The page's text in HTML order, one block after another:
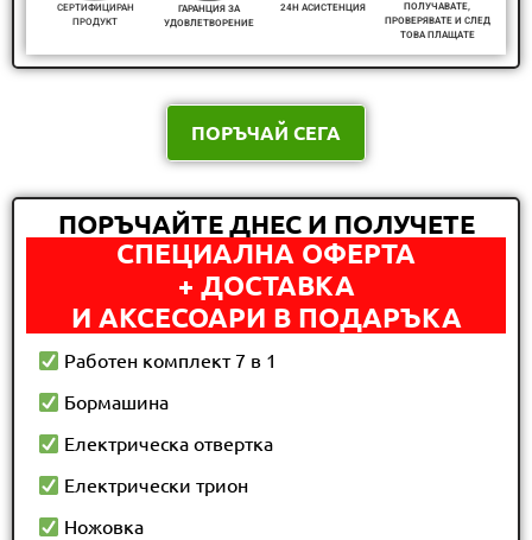
СЕРТИФИЦИРАН
ПРОДУКТ
ГАРАНЦИЯ ЗА
УДОВЛЕТВОРЕНИЕ
24H АСИСТЕНЦИЯ
ПОЛУЧАВАТЕ,
ПРОВЕРЯВАТЕ И СЛЕД
ТОВА ПЛАЩАТЕ
ПОРЪЧАЙ СЕГА
ПОРЪЧАЙТЕ ДНЕС И ПОЛУЧЕТЕ
СПЕЦИАЛНА ОФЕРТА
+ ДОСТАВКА
И АКСЕСОАРИ В ПОДАРЪКА
Работен комплект 7 в 1
Бормашина
Електрическа отвертка
Електрически трион
Ножовка